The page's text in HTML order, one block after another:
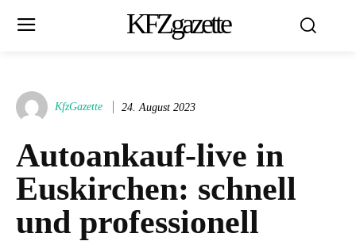
KFZgazette
KfzGazette 24. August 2023
Autoankauf-live in
Euskirchen: schnell
und professionell